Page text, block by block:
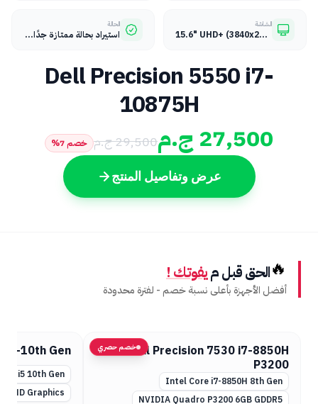
الشاشة
15.6" UHD+ (3840x2400) InfinityEdge Anti-Glare
الحالة
استيراد بحالة ممتازة جدًا (كسر زيرو)
Dell Precision 5550 i7-
10875H
27,500 ج.م29,500ج.م خصم7
%
عرض وتفاصيل المنتج
🔥الحق قبل ميفوتك !
أفضل الأجهزة بأعلى نسبة خصم - لفترة محدودة
Gen 3
i7-12th Gen
Xe Graphics
خصم حصريDell Latitude 5510 i5-10th Gen
Intel Core i5 10th Gen
Intel UHD Graphics